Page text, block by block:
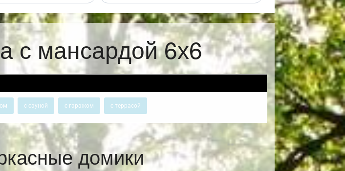
с мансардой 6х6
с сауной с гаражом с террасой
домики